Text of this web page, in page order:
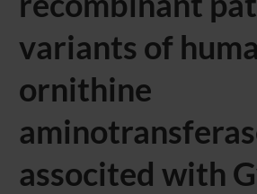
variants of
ornithine
associted with